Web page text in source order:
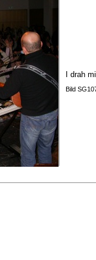
I drah
Bild